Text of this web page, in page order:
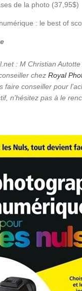
de la photo (37,95$)
: le best of
: M Christian
chez Royal
faire conseiller pour
n'hésitez pas à le